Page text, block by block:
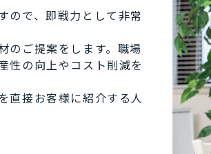
ので、即戦力として非常
のご提案をします。職場
性の向上やコスト削減を
直接お客様に紹介する人